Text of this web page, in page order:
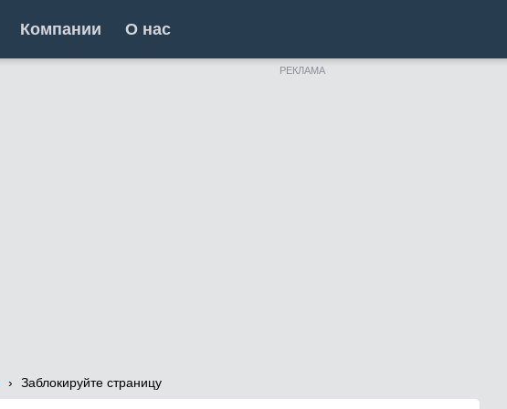
Компании О нас
РЕКЛАМА
Заблокируйте страницу